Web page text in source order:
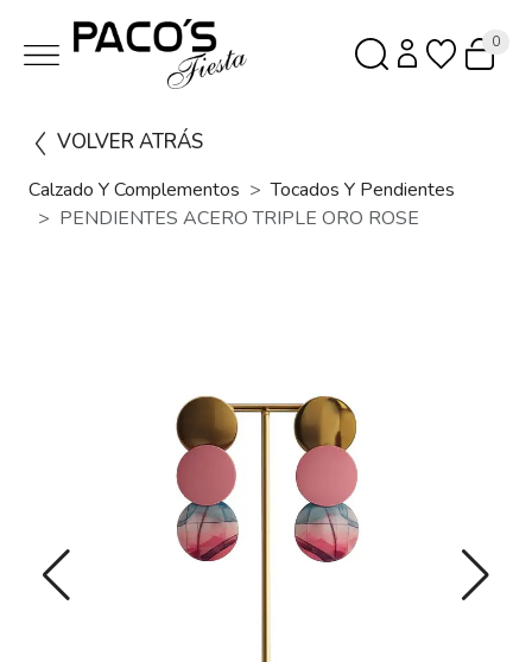
0
VOLVER ATRÁS
Calzado Y Complementos
Tocados Y Pendientes
PENDIENTES ACERO TRIPLE ORO ROSE